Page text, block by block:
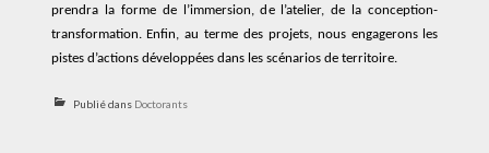
prendra la forme de l’immersion, d e l’atelier, de laconception-
transformation. Enfin, au terme des projets, nous engagerons les
pistes d’actionsdéveloppéesdans les scénarios de territoire.
Publié dans Doctorants